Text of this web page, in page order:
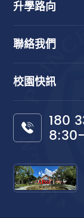
升學路向
聯絡我們
校園快訊
180
8:30-